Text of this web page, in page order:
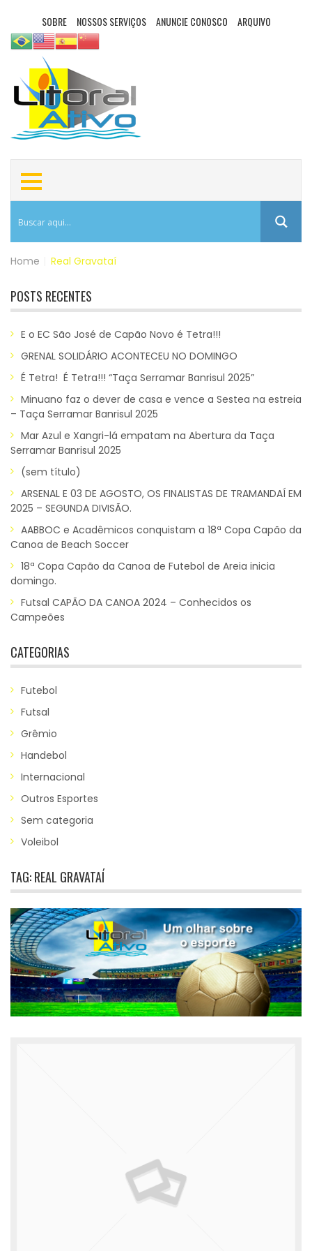
SOBRE NOSSOS SERVIÇOS ANUNCIE CONOSCO ARQUIVO
Home Real Gravataí
POSTS RECENTES
E o EC São José de Capão Novo é Tetra!!!
GRENAL SOLIDÁRIO ACONTECEU NO DOMINGO
É Tetra! É Tetra!!! “Taça Serramar Banrisul 2025”
Minuano faz o dever de casa e vence a Sestea na estreia
– Taça Serramar Banrisul 2025
Mar Azul e Xangri-lá empatam na Abertura da Taça
Serramar Banrisul 2025
(sem título)
ARSENAL E 03 DE AGOSTO, OS FINALISTAS DE TRAMANDAÍ EM
2025 – SEGUNDA DIVISÃO.
AABBOC e Acadêmicos conquistam a 18ª Copa Capão da
Canoa de Beach Soccer
18ª Copa Capão da Canoa de Futebol de Areia inicia
domingo.
Futsal CAPÃO DA CANOA 2024 – Conhecidos os
Campeões
CATEGORIAS
Futebol
Futsal
Grêmio
Handebol
Internacional
Outros Esportes
Sem categoria
Voleibol
TAG:REAL GRAVATAÍ